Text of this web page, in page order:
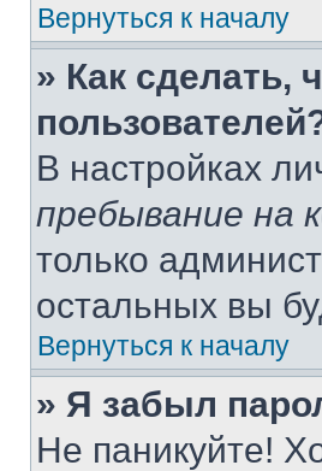
Вернуться к началу
» Как сделать,
В настройках
пребывание на
только
остальных вы
Вернуться к началу
» Я забыл
Не паникуйте!